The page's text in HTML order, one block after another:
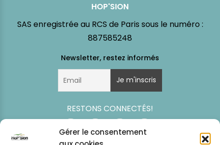
Gérer le consentement
HOP'SION
SAS enregistrée au RCS de Paris sous le numéro :
887585248
RESTONS CONNECTÉS!